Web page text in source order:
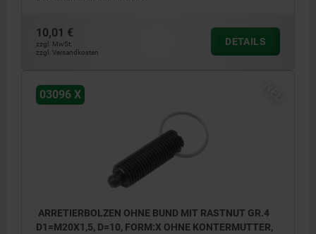
10,01 €
zzgl. MwSt.
zzgl. Versandkosten
DETAILS
03096 X
ARRETIERBOLZEN OHNE BUND MIT RASTNUT GR.4
D1=M20X1,5, D=10, FORM:X OHNE KONTERMUTTER,